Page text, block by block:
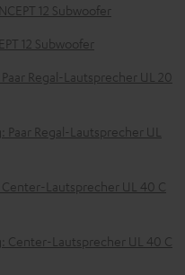
12 Subwoofer
12 Subwoofer
Regal-Lautsprecher UL 20
Regal-Lautsprecher UL
Lautsprecher UL 40 C
Center-Lautsprecher UL 40 C